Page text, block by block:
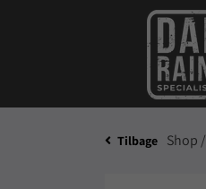
Tilbage Shop /